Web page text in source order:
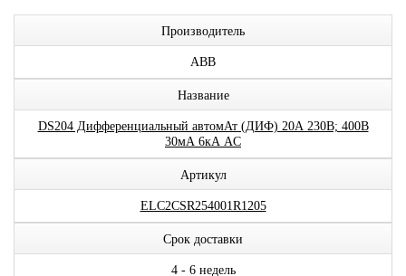
Производитель
ABB
Название
DS204 Дифференциальный автомАт (ДИФ) 20А 230В; 400В
30мА 6кА AC
Артикул
ELC2CSR254001R1205
Срок доставки
4 - 6 недель